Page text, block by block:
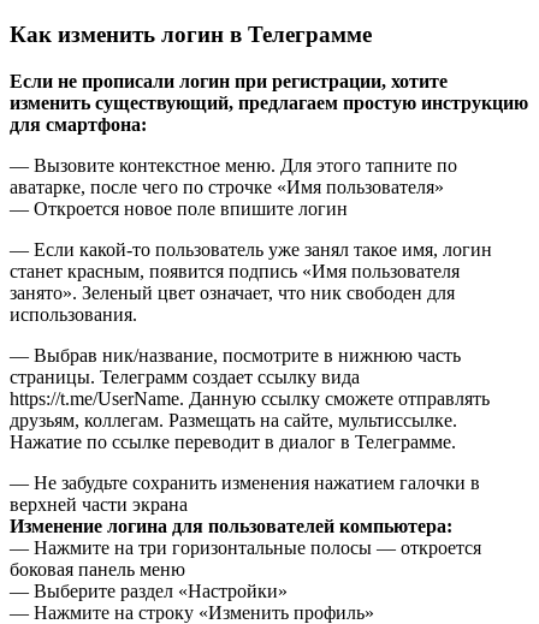
Как изменить логин в Телеграмме
Если не прописали логин при регистрации, хотите
изменить существующий, предлагаем простую инструкцию
для смартфона:
— Вызовите контекстное меню. Для этого тапните по
аватарке, после чего по строчке «Имя пользователя»
— Откроется новое поле впишите логин
— Если какой-то пользователь уже занял такое имя, логин
станет красным, появится подпись «Имя пользователя
занято». Зеленый цвет означает, что ник свободен для
использования.
— Выбрав ник/название, посмотрите в нижнюю часть
страницы. Телеграмм создает ссылку вида
https://t.me/UserName. Данную ссылку сможете отправлять
друзьям, коллегам. Размещать на сайте, мультиссылке.
Нажатие по ссылке переводит в диалог в Телеграмме.
— Не забудьте сохранить изменения нажатием галочки в
верхней части экрана
Изменение логина для пользователей компьютера:
— Нажмите на три горизонтальные полосы — откроется
боковая панель меню
— Выберите раздел «Настройки»
— Нажмите на строку «Изменить профиль»